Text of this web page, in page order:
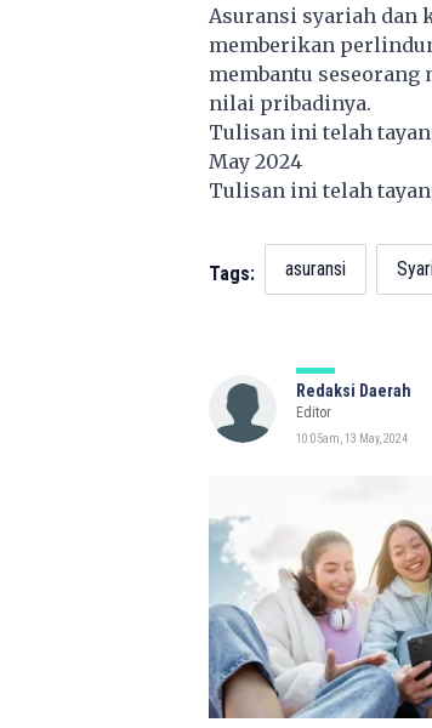
Asuransi syariah dan
memberikan
membantu
nilai pribadinya.
Tulisan ini telah
May 2024
Tulisan ini telah
Tags: asuransi
Redaksi Daerah
Editor
10:05am, 13 May, 2024